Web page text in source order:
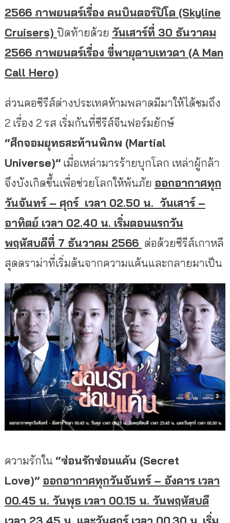
2566 ภาพยนตร์เรื่อง คนบินตอร์ปิโด (Skyline
Cruisers) ปิดท้ายด้วย วันเสาร์ที่ 30 ธันวาคม
2566 ภาพยนตร์เรื่อง ขี่พายุดาบเทวดา (A Man
Call Hero)
ส่วนคอซีรีส์ต่างประเทศห้ามพลาดมีมาให้ได้ชมถึง
2 เรื่อง 2 รส เริ่มกันที่ซีรีส์จีนฟอร์มยักษ์
“ศึกจอมยุทธสะท้านพิภพ (Martial
Universe)”เมื่อเหล่ามารร้ายบุกโลก เหล่าผู้กล้า
จึงบังเกิดขึ้นเพื่อช่วยโลกให้พ้นภัย ออกอากาศทุก
วันจันทร์ – ศุกร์ เวลา 02.50 น. วันเสาร์ –
อาทิตย์ เวลา 02.40 น. เริ่มตอนแรกวัน
พฤหัสบดีที่ 7 ธันวาคม 2566 ต่อด้วยซีรีส์เกาหลี
สุดดราม่าที่เริ่มต้นจากความแค้นและกลายมาเป็น
ความรักใน “ซ่อนรักซ่อนแค้น (Secret
Love)” ออกอากาศทุกวันจันทร์ – อังคาร เวลา
00.45 น. วันพุธ เวลา 00.15 น. วันพฤหัสบดี
เวลา 23.45 น. และวันศุกร์ เวลา 00.30 น. เริ่ม